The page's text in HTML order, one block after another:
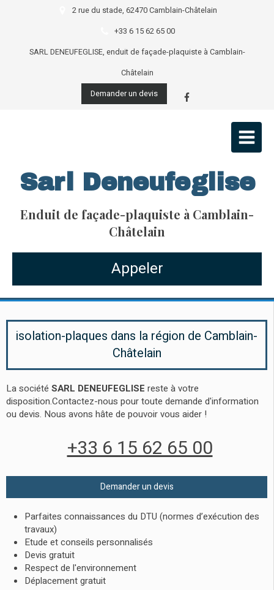
2 rue du stade, 62470 Camblain-Châtelain
+33 6 15 62 65 00
SARL DENEUFEGLISE, enduit de façade-plaquiste à Camblain-
Châtelain
Demander un devis
Sarl Deneufeglise
Enduit de façade-plaquiste à Camblain-
Châtelain
Appeler
isolation-plaques dans la région de Camblain-
Châtelain
La société SARL DENEUFEGLISE reste à votre
disposition.Contactez-nous pour toute demande d'information
ou devis. Nous avons hâte de pouvoir vous aider !
+33 6 15 62 65 00
Demander un devis
Parfaites connaissances du DTU (normes d’exécution des
travaux)
Etude et conseils personnalisés
Devis gratuit
Respect de l'environnement
Déplacement gratuit